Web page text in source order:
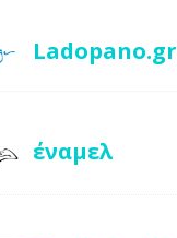
Ladopano.gr
έναμελ